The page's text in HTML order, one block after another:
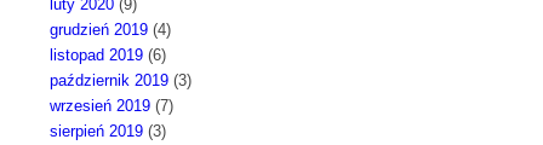
luty 2020(9)
grudzień 2019(4)
listopad 2019(6)
październik 2019(3)
wrzesień 2019(7)
sierpień 2019(3)